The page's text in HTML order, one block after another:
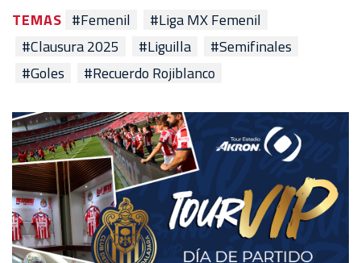
TEMAS #Femenil
#Liga MX Femenil
#Clausura 2025
#Liguilla
#Semifinales
#Goles
#Recuerdo Rojiblanco